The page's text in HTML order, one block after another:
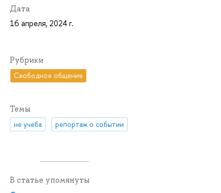
Дата
16 апреля, 2024 г.
Рубрики
Свободное общение
Темы
не учеба репортаж о событии
В статье упомянуты